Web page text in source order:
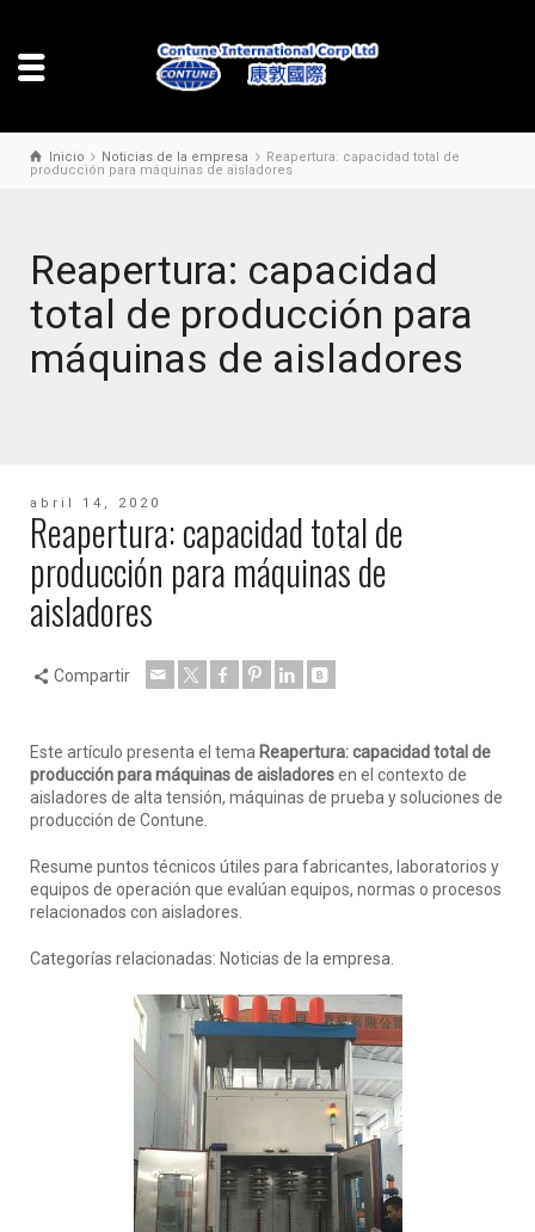
Inicio Noticias de la empresa
Reapertura: capacidad total de
producción para máquinas de aisladores
Reapertura: capacidad
total de producción para
máquinas de aisladores
abril 14, 2020
Reapertura: capacidad total de
producción para máquinas de
aisladores
Compartir
Este artículo presenta el tema Reapertura: capacidad total de
producción para máquinas de aisladoresen el contexto de
aisladores de alta tensión, máquinas de prueba y soluciones de
producción de Contune.
Resume puntos técnicos útiles para fabricantes, laboratorios y
equipos de operación que evalúan equipos, normas o procesos
relacionados con aisladores.
Categorías relacionadas: Noticias de la empresa.